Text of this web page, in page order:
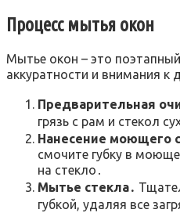
Процесс мытья окон
Мытье окон – это
аккуратности и внимания к
Предварительная
грязь с рам и стекол
Нанесение моющего
смочите губку в
на стекло․
Мытье стекла․
губкой, удаляя все